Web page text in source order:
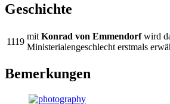
Geschichte
1119
mit Konrad von Emmendorfwird
Ministerialengeschlecht erstmals
Bemerkungen